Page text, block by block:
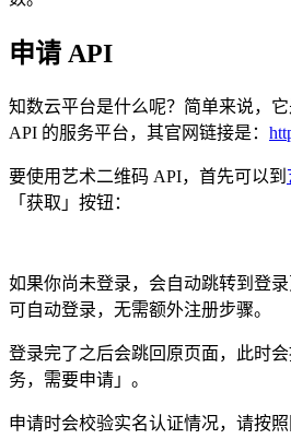
申请 API
知数云平台是什么呢？简单来说，
API 的服务平台，其官网链接是：
要使用艺术二维码 API，首先可以到
「获取」按钮：
如果你尚未登录，会自动跳转到登
可自动登录，无需额外注册步骤。
登录完了之后会跳回原页面，此时
务，需要申请」。
申请时会校验实名认证情况，请按